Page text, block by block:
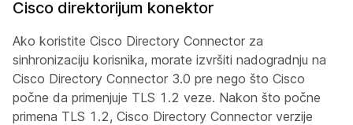
Cisco direktorijum konektor
Ako koristite Cisco Directory Connector za
sinhronizaciju korisnika, morate izvršiti nadogradnju na
Cisco Directory Connector 3.0 pre nego što Cisco
počne da primenjuje TLS 1.2 veze. Nakon što počne
primena TLS 1.2, Cisco Directory Connector verzije